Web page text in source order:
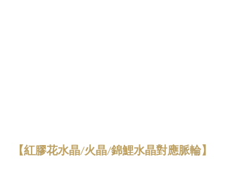
【紅膠花水晶/火晶/錦鯉水晶對應脈輪】